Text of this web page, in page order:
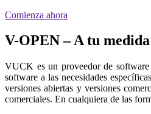
Comienza ahora
V-OPEN – A tu
VUCK es un proveedor de
software a las necesidades
versiones abiertas y versiones
comerciales. En cualquiera de las